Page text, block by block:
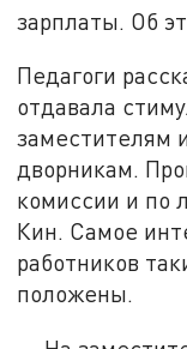
зарплаты. Об
Педагоги
отдавала
заместителям
дворникам.
комиссии и по
Кин. Самое
работников
положены.